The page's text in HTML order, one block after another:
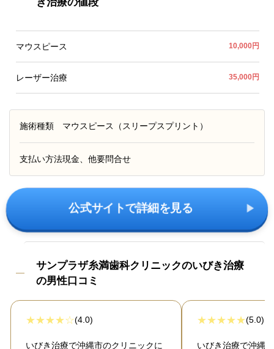
マウスピース 10,000円
レーザー治療 35,000円
施術種類 マウスピース（スリープスプリント）
支払い方法現金、他要問合せ
公式サイトで詳細を見る
サンプラザ糸満歯科クリニックのいびき治療
の男性口コミ
(4.0)
いびき治療で沖縄市のクリニックに
(5.0)
いびき治療で沖縄